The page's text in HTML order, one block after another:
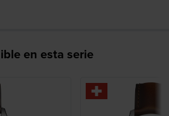
en esta serie